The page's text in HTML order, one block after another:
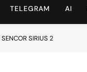
TELEGRAM AI
SIRIUS 2